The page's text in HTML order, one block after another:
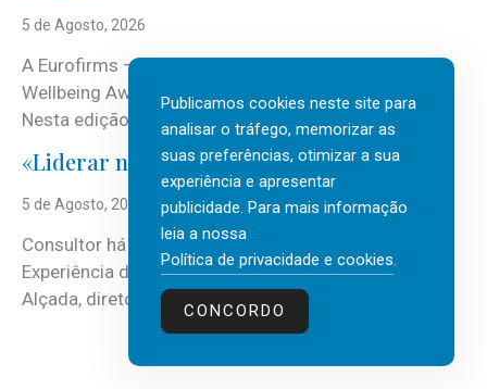
5 de Agosto, 2026
A Eurofirms – People first está de regresso aos
Wellbeing Awards, integrando o Top Wellbeing 2026.
Nesta edição, a multinacional...
«Liderar não é um talento místico.»
5 de Agosto, 2026
Consultor há mais de três décadas nas áreas de
Experiência do Cliente, Vendas e Liderança, Manuel
Alçada, diretor executivo da...
Publicamos cookies neste site para
analisar o tráfego, memorizar as
suas preferências, otimizar a sua
experiência e apresentar
publicidade. Para mais informação
leia a nossa
Política de privacidade e cookies.
CONCORDO